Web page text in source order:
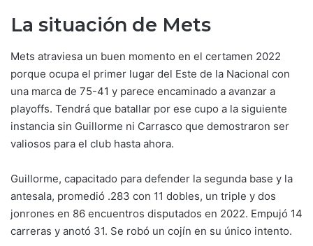
La situación de Mets
Mets atraviesa un buen momento en el certamen 2022
porque ocupa el primer lugar del Este de la Nacional con
una marca de 75-41 y parece encaminado a avanzar a
playoffs. Tendrá que batallar por ese cupo a la siguiente
instancia sin Guillorme ni Carrasco que demostraron ser
valiosos para el club hasta ahora.
Guillorme, capacitado para defender la segunda base y la
antesala, promedió .283 con 11 dobles, un triple y dos
jonrones en 86 encuentros disputados en 2022. Empujó 14
carreras y anotó 31. Se robó un cojín en su único intento.